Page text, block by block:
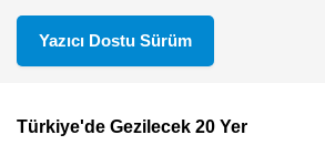
Yazıcı Dostu Sürüm
Footer
Türkiye'de Gezilecek 20 Yer